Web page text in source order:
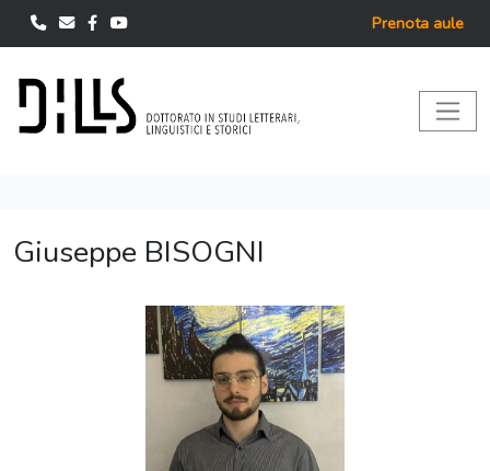
Prenota aule
Giuseppe BISOGNI